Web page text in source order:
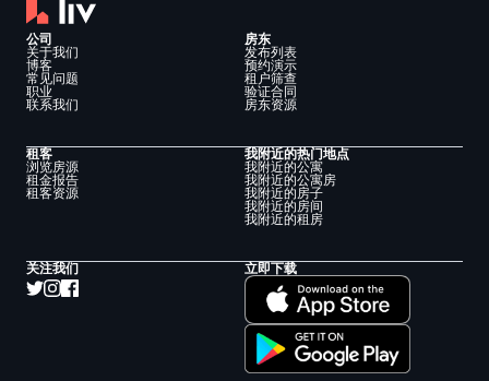
公司
关于我们
博客
常见问题
职业
联系我们
房东
发布列表
预约演示
租户筛查
验证合同
房东资源
租客
浏览房源
租金报告
租客资源
我附近的热门地点
我附近的公寓
我附近的公寓房
我附近的房子
我附近的房间
我附近的租房
关注我们 立即下载